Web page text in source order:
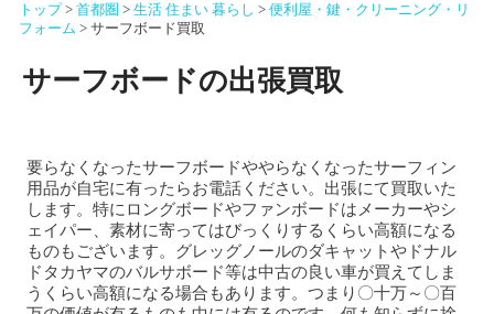
トップ 首都圏 生活 住まい 暮らし
便利屋・鍵・クリーニング・リ
フォーム
サーフボード買取
サーフボードの出張買取
要らなくなったサーフボードややらなくなったサーフィン
用品が自宅に有ったらお電話ください。出張にて買取いた
します。特にロングボードやファンボードはメーカーやシ
ェイパー、素材に寄ってはびっくりするくらい高額になる
ものもございます。グレッグノールのダキャットやドナル
ドタカヤマのバルサボード等は中古の良い車が買えてしま
うくらい高額になる場合もあります。つまり〇十万～〇百